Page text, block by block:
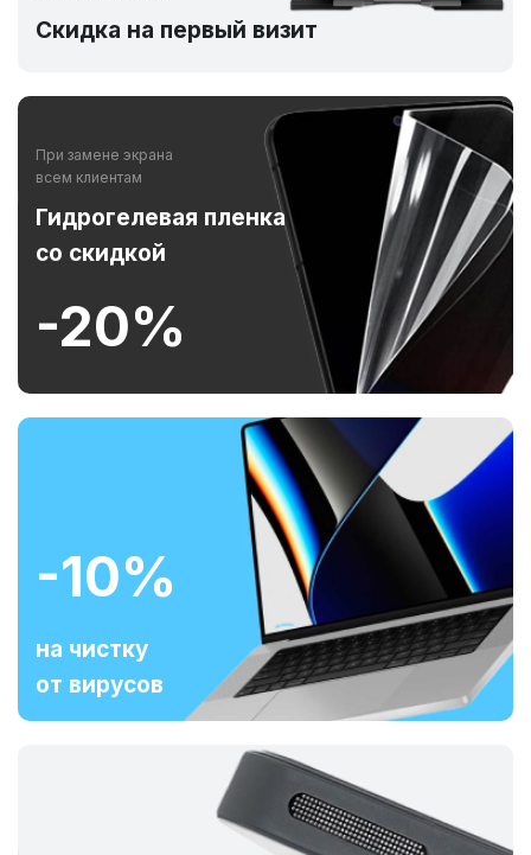
Скидка на первый визит
При замене экрана
всем клиентам
Гидрогелевая пленка
со скидкой
-20%
-10%
на чистку
от вирусов